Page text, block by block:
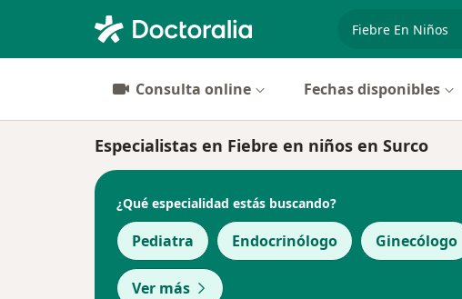
Consulta online Fechas disponibles
Especialistas en Fiebre en niños en Surco
¿Qué especialidad estás buscando?
Pediatra Endocrinólogo Ginecólogo
Ver más